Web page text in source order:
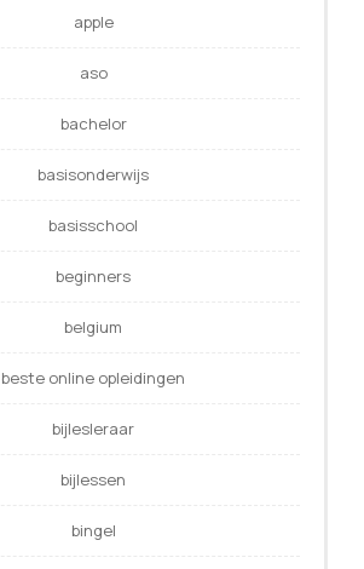
apple
aso
bachelor
basisonderwijs
basisschool
beginners
belgium
beste online opleidingen
bijlesleraar
bijlessen
bingel